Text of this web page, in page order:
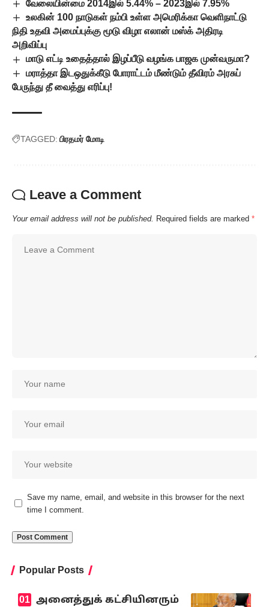
வேலையின்மை 2014இல் 5.44% – 2023இல் 7.95%
உலகின் 100 நாடுகள் நம்பி உள்ள அமெரிக்கா வெளிநாட்டு
நிதி உதவி அமைப்புக்கு மூடு விழா எலான் மஸ்க் அதிரடி
அறிவிப்பு
மாடு எட்டி உதைத்தால் இழப்பீடு வழங்க பாஜக முன்வருமா?
மராத்தா இடஒதுக்கீடு போராட்டம் மீண்டும் தீவிரம் அரசுப்
பேருந்து தீ வைத்து எரிப்பு!
TAGGED: பிரதமர் மோடி
Leave a Comment
Your email address will not be published. Required fields are marked *
Save my name, email, and website in this browser for the next
time I comment.
Popular Posts
அனைத்துக் கட்சியினரும்